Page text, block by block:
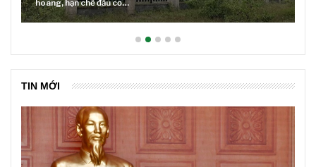
hoang, hạn chế đầu cơ…
TIN MỚI